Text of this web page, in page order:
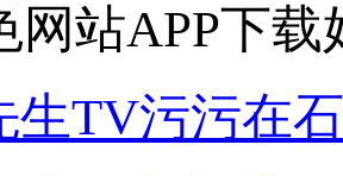
网站APP下载
生TV污污在